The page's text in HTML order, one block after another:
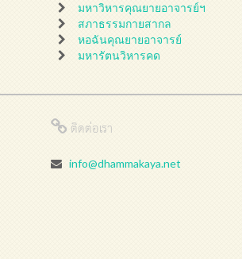
มหาวิหารคุณยายอาจารย์ฯ
สภาธรรมกายสากล
หอฉันคุณยายอาจารย์
มหารัตนวิหารคด
ติดต่อเรา
info@dhammakaya.net